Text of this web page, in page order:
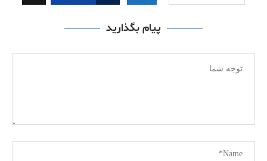
پیام بگذارید